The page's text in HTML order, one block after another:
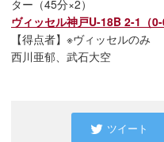
ター（45分×2）
ヴィッセル神戸U-18B 2-1（
【得点者】※ヴィッセルのみ
西川亜郁、武石大空
ツイート